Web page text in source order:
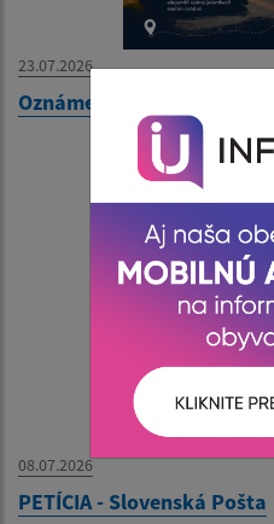
23.07.2026
Oznámenie
08.07.2026
PETÍCIA - Slovenská Pošta